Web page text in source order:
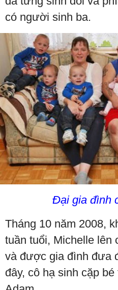
có người sinh ba.
Đại gia đình
Tháng 10 năm 2008,
tuần tuổi, Michelle lên
và được gia đình đưa
đây, cô hạ sinh cặp